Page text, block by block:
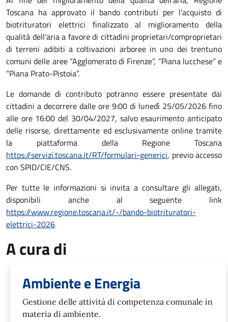
Toscana ha approvato il bando contributi per l’acquisto di
biotrituratori elettrici finalizzato al miglioramento della
qualità dell’aria a favore di cittadini proprietari/comproprietari
di terreni adibiti a coltivazioni arboree in uno dei trentuno
comuni delle aree “Agglomerato di Firenze”, “Piana lucchese” e
“Piana Prato-Pistoia”.
Le domande di contributo potranno essere presentate dai
cittadini a decorrere dalle ore 9:00 di lunedì 25/05/2026 fino
alle ore 16:00 del 30/04/2027, salvo esaurimento anticipato
delle risorse, direttamente ed esclusivamente online tramite
la piattaforma della Regione Toscana
https://servizi.toscana.it/RT/formulari-generici, previo accesso
con SPID/CIE/CNS.
Per tutte le informazioni si invita a consultare gli allegati,
disponibili anche al seguente link
https://www.regione.toscana.it/-/bando-biotrituratori-
elettrici-2026
A cura di
Ambiente e Energia
Gestione delle attività di competenza comunale in
materia di ambiente.